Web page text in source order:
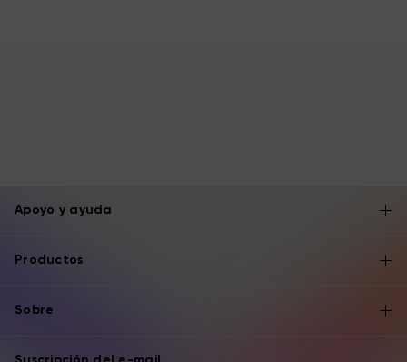
Apoyo y ayuda
Productos
Sobre